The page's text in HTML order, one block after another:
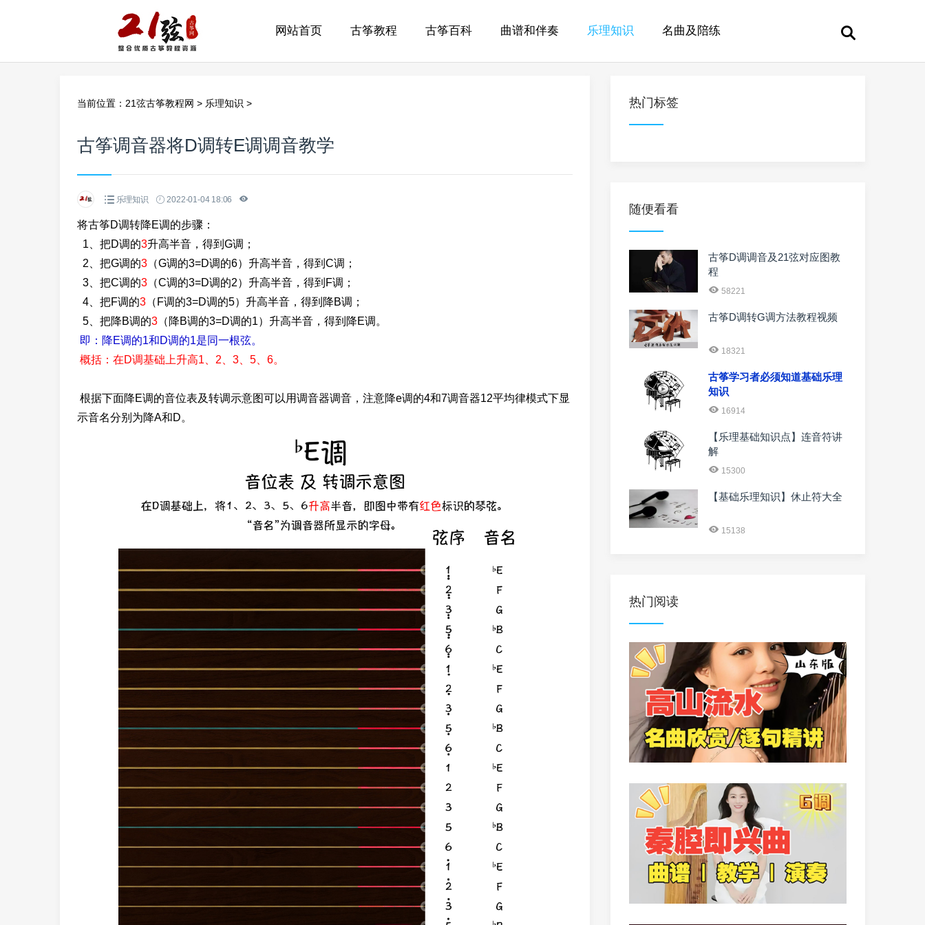
网站首页 古筝教程 古筝百科 曲谱和伴奏 乐理知识 名曲及陪练
当前位置： 21弦古筝教程网 > 乐理知识 >
古筝调音器将D调转E调调音教学
乐理知识 2022-01-04 18:06
将古筝D调转降E调的步骤：
1、把D调的3升高半音，得到G调；
2、把G调的3 （G调的3=D调的6）升高半音，得到C调；
3、把C调的3 （C调的3=D调的2）升高半音，得到F调；
4、把F调的3 （F调的3=D调的5）升高半音，得到降B调；
5、把降B调的3 （降B调的3=D调的1）升高半音，得到降E调。
即：降E调的1和D调的1是同一根弦。
概括：在D调基础上升高1、2、3、5、6。
根据下面降E调的音位表及转调示意图可以用调音器调音，注意降e调的4和7调音器12平均律模式下显
示音名分别为降A和D。
热门标签
随便看看
古筝D调调音及21弦对应图教
程
58221
古筝D调转G调方法教程视频
18321
古筝学习者必须知道基础乐理
知识
16914
【乐理基础知识点】连音符讲
解
15300
【基础乐理知识】休止符大全
15138
热门阅读